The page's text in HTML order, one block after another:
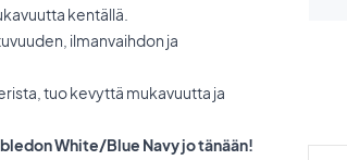
kentällä.
ilmanvaihdon ja
tuo kevyttä mukavuutta ja
White/Blue Navy jo tänään!